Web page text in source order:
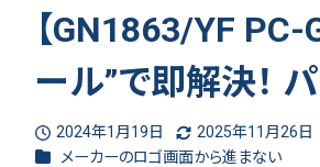
【GN1863/YF PC-
ール”で即解決！
投稿日
2024年1月19日
更新日
2025年11月26日
カテゴリー
メーカーのロゴ画面から進まない